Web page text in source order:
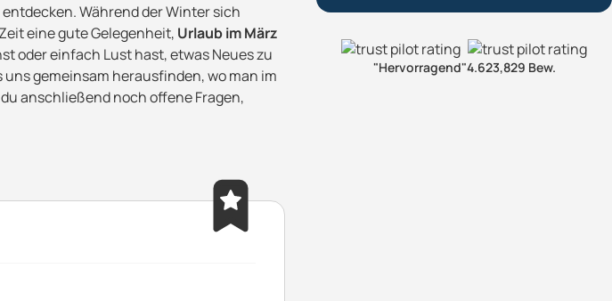
Während der Winter sich
eine gute Gelegenheit, Urlaub im März
oder einfach Lust hast, etwas Neues zu
gemeinsam herausfinden, wo man im
anschließend noch offene Fragen,
"Hervorragend"4.623,829 Bew.